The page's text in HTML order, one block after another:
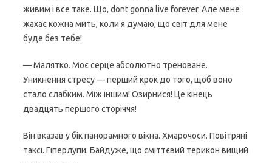
живим і все таке. Що, dont gonna live forever. Але мене
жахає кожна мить, коли я думаю, що світ для мене
буде без тебе!
— Малятко. Моє серце абсолютно треноване.
Уникнення стресу — перший крок до того, щоб воно
стало слабким. Між іншим! Озирнися! Це кінець
двадцять першого сторіччя!
Він вказав у бік панорамного вікна. Хмарочоси. Повітряні
таксі. Гіперлупи. Байдуже, що сміттєвий терикон вищий